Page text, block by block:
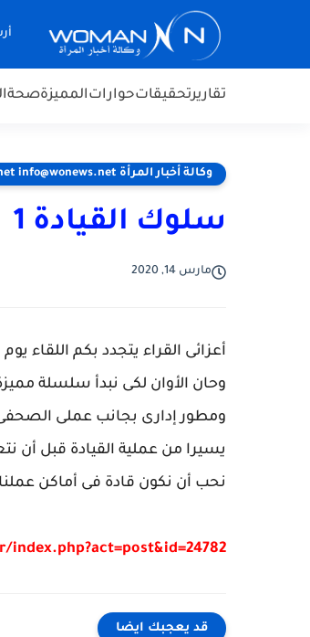
تقاريرتحقيقاتحواراتالمميزةصحة
وكالة أخبار المرأة www.wonews.net info@wonews.net
سلوك القيادة 1
مارس 14, 2020
أعزائى القراء يتجدد بكم اللقاء
وحان الأوان لكى نبدأ سلسلة
ومطور إدارى بجانب عملى
يسيرا من عملية القيادة قبل أن
نحب أن نكون قادة فى أماكن عملنا
قد يعجبك ايضا